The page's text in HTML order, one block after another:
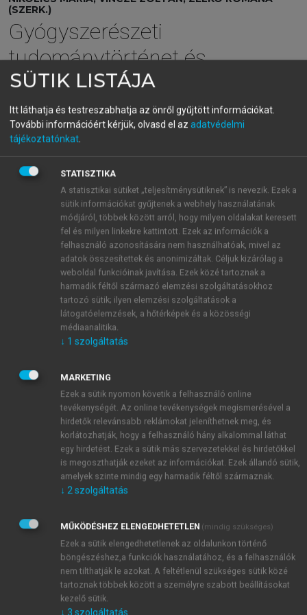
(SZERK.)
Gyógyszerészeti
tudománytörténet és
propedeutika
menu_book OLVASÁS
1.5. A gyógyszerészettörténeti
tevékenység feltételei
Érdeklődés a személy részéről a tudományszak iránt
szakismeret, szakműveltség
a gyógyszerészeti tudomány és gyakorlat alapos
ismerete,
az orvostudomány és gyakorlat bizonyos
fokú ismerete,
Történelmi műveltség
A tárgy korának köztörténeti alapjait, vonatkozásait
részletesen ismerni kell. pl. Árpád-házi királyok
korát, Rákóczi szabadságharcának korát, a
felvilágosodás korát, a kiegyezés korát, témától
függően az ország, a hely, a közigazgatás, a jogi
környezet stb. korabeli állapotát, annak társadalmi
A történeti kutatás módszereinek ismerete
levéltári kutatás,
könyvtári ismeretek, irodalmazás,
interjúmódszer,
statisztikai módszerek stb.
SÜTIK LISTÁJA
Itt láthatja és testreszabhatja az önről gyűjtött információkat.
További információért kérjük, olvasd el az adatvédelmi
tájékoztatónkat.
STATISZTIKA
A statisztikai sütiket „teljesítménysütiknek” is nevezik. Ezek a
sütik információkat gyűjtenek a webhely használatának
módjáról, többek között arról, hogy milyen oldalakat keresett
fel és milyen linkekre kattintott. Ezek az információk a
felhasználó azonosítására nem használhatóak, mivel az
adatok összesítettek és anonimizáltak. Céljuk kizárólag a
weboldal funkcióinak javítása. Ezek közé tartoznak a
harmadik féltől származó elemzési szolgáltatásokhoz
tartozó sütik; ilyen elemzési szolgáltatások a
látogatóelemzések, a hőtérképek és a közösségi
médiaanalitika.
↓ 1 szolgáltatás
MARKETING
Ezek a sütik nyomon követik a felhasználó online
tevékenységét. Az online tevékenységek megismerésével a
hirdetők relevánsabb reklámokat jeleníthetnek meg, és
korlátozhatják, hogy a felhasználó hány alkalommal láthat
egy hirdetést. Ezek a sütik más szervezetekkel és hirdetőkkel
is megoszthatják ezeket az információkat. Ezek állandó sütik,
amelyek szinte mindig egy harmadik féltől származnak.
↓ 2szolgáltatás
MŰKÖDÉSHEZ ELENGEDHETETLEN (mindig szükséges)
Ezek a sütik elengedhetetlenek az oldalunkon történő
böngészéshez,a funkciók használatához, és a felhasználók
nem tilthatják le azokat. A feltétlenül szükséges sütik közé
tartoznak többek között a személyre szabott beállításokat
kezelő sütik.
↓ 3 szolgáltatás